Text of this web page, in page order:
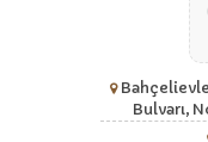
Bulvarı,